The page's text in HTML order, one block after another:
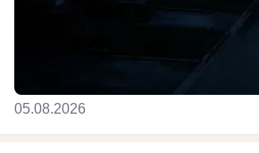
05.08.2026